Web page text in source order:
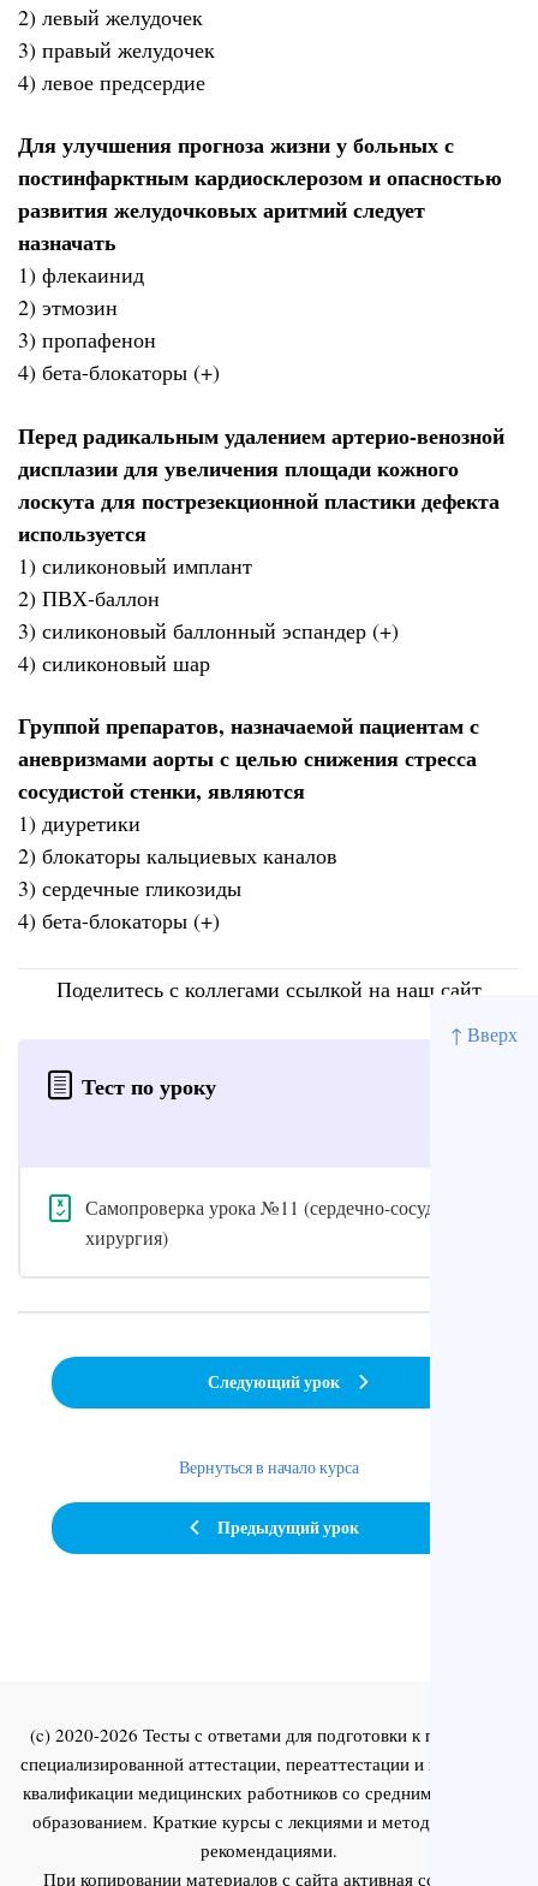
↑ Вверх
2) левый желудочек
3) правый желудочек
4) левое предсердие
Для улучшения прогноза жизни у больных с
постинфарктным кардиосклерозом и опасностью
развития желудочковых аритмий следует
назначать
1) флекаинид
2) этмозин
3) пропафенон
4) бета-блокаторы (+)
Перед радикальным удалением артерио-венозной
дисплазии для увеличения площади кожного
лоскута для пострезекционной пластики дефекта
используется
1) силиконовый имплант
2) ПВХ-баллон
3) силиконовый баллонный эспандер (+)
4) силиконовый шар
Группой препаратов, назначаемой пациентам с
аневризмами аорты с целью снижения стресса
сосудистой стенки, являются
1) диуретики
2) блокаторы кальциевых каналов
3) сердечные гликозиды
4) бета-блокаторы (+)
Поделитесь с коллегами ссылкой на наш сайт
Тест по уроку
Самопроверка урока №11 (сердечно-сосудистая
хирургия)
Предыдущий урок
Вернуться в начало курса
Следующий урок
(c) 2020-2026 Тесты с ответами для подготовки к первичной
специализированной аттестации, переаттестации и повышения
квалификации медицинских работников со средним и высшим
образованием. Краткие курсы с лекциями и методическими
рекомендациями.
При копировании материалов с сайта активная ссылка на